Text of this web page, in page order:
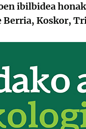
ibilbidea
Koskor,